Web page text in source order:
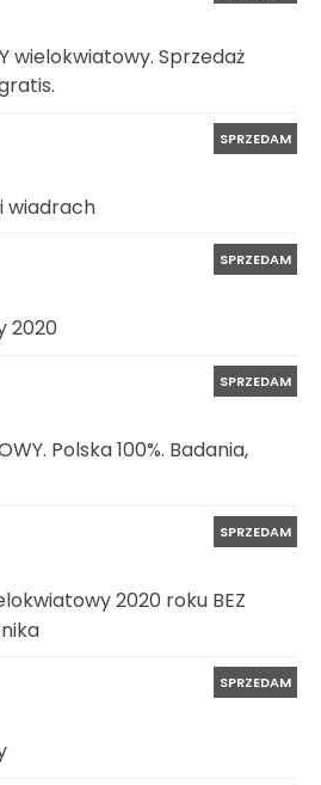
wielokwiatowy. Sprzedaż
SPRZEDAM
wiadrach
SPRZEDAM
2020
SPRZEDAM
Polska 100%. Badania,
SPRZEDAM
2020 roku BEZ
SPRZEDAM